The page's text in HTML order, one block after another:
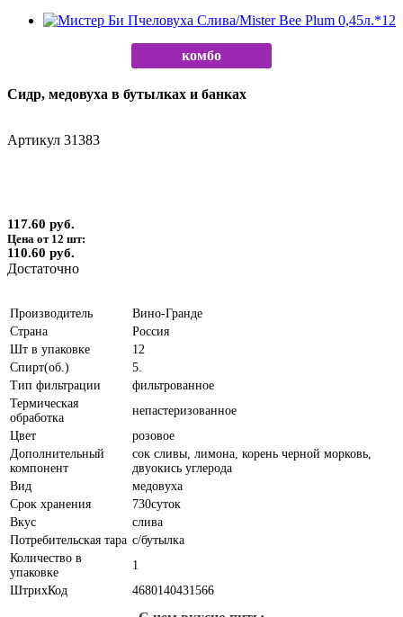
комбо
Сидр, медовуха в бутылках и банках
Артикул 31383
117.60 руб.
Цена от 12 шт:
110.60 руб.
Достаточно
Производитель
Вино-Гранде
Страна
Россия
Шт в упаковке
12
Спирт(об.)
5.
Тип фильтрации
фильтрованное
Термическая
обработка
непастеризованное
Цвет
розовое
Дополнительный
компонент
сок сливы, лимона, корень черной морковь,
двуокись углерода
Вид
медовуха
Срок хранения
730суток
Вкус
слива
Потребительская тара с/бутылка
Количество в
упаковке
1
ШтрихКод
4680140431566